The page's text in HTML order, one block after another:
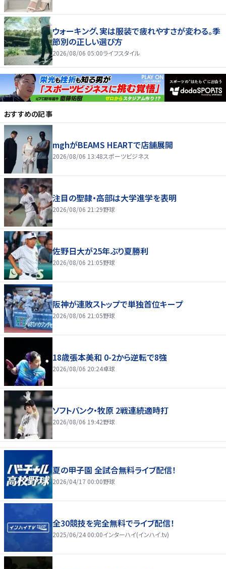
ウォーキング、実は服装で疲れやすさが変わる。季
節別の正しい選び方
2026/08/06 05:00ライフスタイル
おすすめの記事
mghがBEAMS HEARTで店舗展開
2026/08/06 13:48スポーツビジネス
注目の聖隷・高部は大学進学を表明
2026/08/06 21:29野球
佐野日大が25年ぶり夏勝利
2026/08/06 21:05野球
阪神が連敗ストップで単独首位キープ
2026/08/06 21:05野球
18歳張本美和 0-2から逆転で8強
2026/08/06 20:24卓球
ソフトバンク・牧原 2戦連続適時打
2026/08/06 19:42野球
夏の甲子園 全試合無料ライブ配信！
2026/04/17 00:00野球
全30競技を完全無料でライブ配信！
2025/06/24 00:00インターハイ(インハイ.tv)